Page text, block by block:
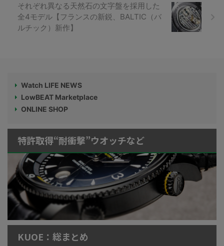
それぞれ異なる天然石の文字盤を採用した
全4モデル【フランスの新鋭、BALTIC（バ
ルチック）新作】
Watch LIFE NEWS
LowBEAT Marketplace
ONLINE SHOP
特許取得“耐衝撃”ウオッチなど
KUOE：総まとめ